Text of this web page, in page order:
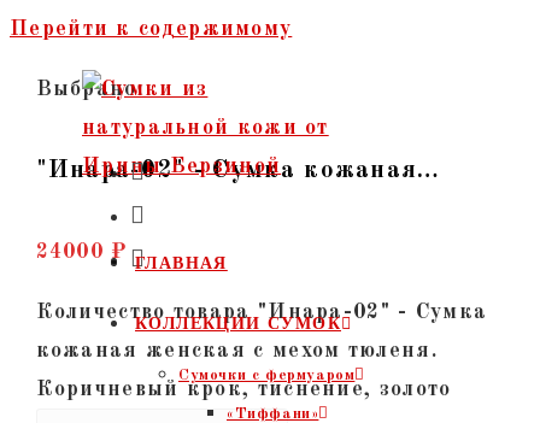
Перейти к содержимому
ГЛАВНАЯ
КОЛЛЕКЦИИ СУМОК
Сумочки c фермуаром
«Тиффани»
Выбрано:
"Инара-02" - Сумка кожаная…
24000 ₽
Количество товара "Инара-02" - Сумка
кожаная женская с мехом тюленя.
Коричневый крок, тиснение, золото